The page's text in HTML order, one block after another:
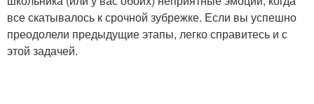
все скатывалось к срочной зубрежке. Если вы успешно
преодолели предыдущие этапы, легко справитесь и с
этой задачей.